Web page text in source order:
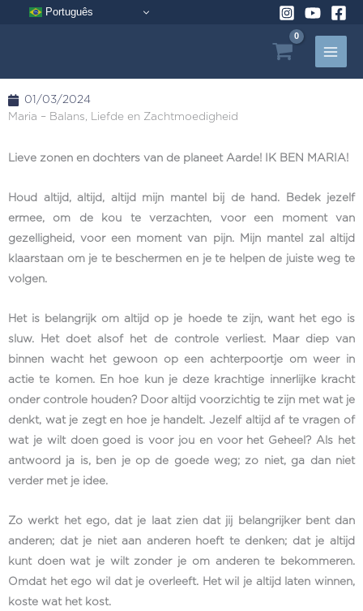
Português
01/03/2024
Maria – Balans, Liefde en Zachtmoedigheid
Lieve zonen en dochters van de planeet Aarde! IK BEN MARIA!
Houd altijd, altijd, altijd mijn mantel bij de hand. Bedek jezelf
ermee, om de kou te verzachten, voor een moment van
gezelligheid, voor een moment van pijn. Mijn mantel zal altijd
klaarstaan om je te beschermen en je te helpen de juiste weg te
volgen.
Het is belangrijk om altijd op je hoede te zijn, want het ego is
sluw. Het doet alsof het de controle verliest. Maar diep van
binnen wacht het gewoon op een achterpoortje om weer in
actie te komen. En hoe kun je deze krachtige innerlijke kracht
onder controle houden? Door altijd voorzichtig te zijn met wat je
denkt, wat je zegt en hoe je handelt. Jezelf altijd af te vragen of
wat je wilt doen goed is voor jou en voor het Geheel? Als het
antwoord ja is, ben je op de goede weg; zo niet, ga dan niet
verder met je idee.
Zo werkt het ego, dat je laat zien dat jij belangrijker bent dan
anderen; dat je niet aan anderen hoeft te denken; dat je altijd
kunt doen wat je wilt zonder je om anderen te bekommeren.
Omdat het ego wil dat je overleeft. Het wil je altijd laten winnen,
koste wat het kost.